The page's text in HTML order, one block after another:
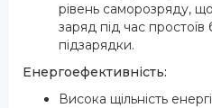
рівень саморозряду,
заряд під час простоїв
підзарядки.
Енергоефективність:
Висока щільність